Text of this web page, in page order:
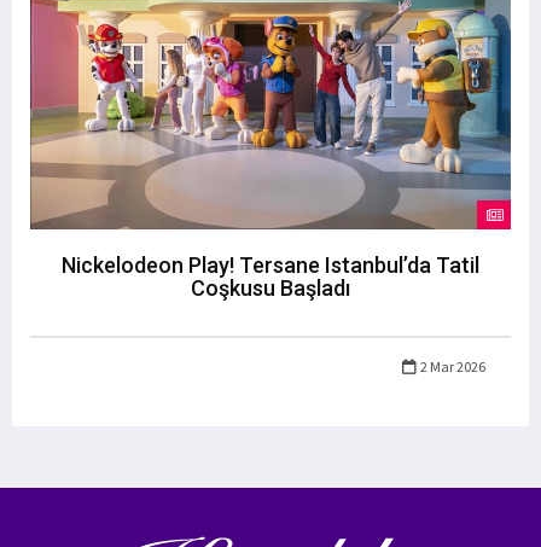
Nickelodeon Play! Tersane Istanbul’da Tatil
Coşkusu Başladı
2 Mar 2026